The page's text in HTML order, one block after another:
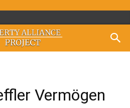
Vermögen